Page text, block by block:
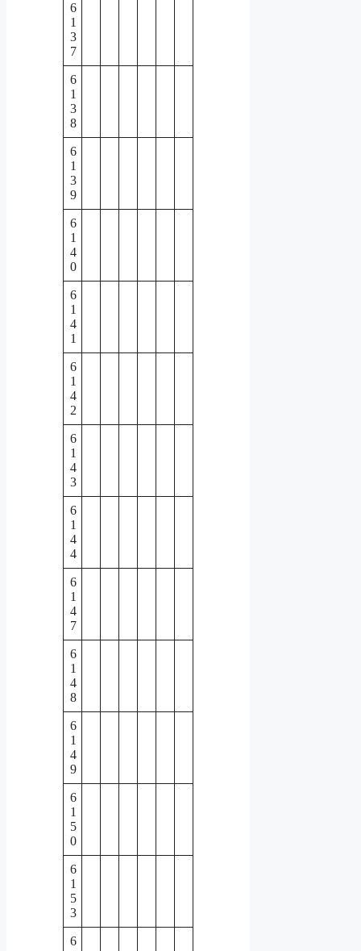
6
1
3
7
6
1
3
8
6
1
3
9
6
1
4
0
6
1
4
1
6
1
4
2
6
1
4
3
6
1
4
4
6
1
4
7
6
1
4
8
6
1
4
9
6
1
5
0
6
1
5
3
6